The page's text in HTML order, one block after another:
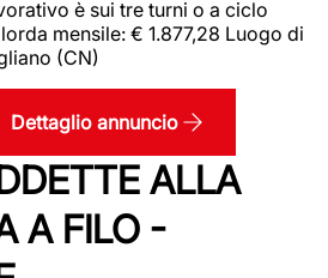
è sui tre turni o a ciclo
mensile: € 1.877,28 Luogo di
(CN)
Dettaglio annuncio
ALLA
A FILO -